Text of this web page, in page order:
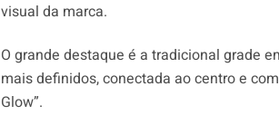
visual da marca.
O grande destaque é a tradicional grade
mais definidos, conectada ao centro e
Glow”.